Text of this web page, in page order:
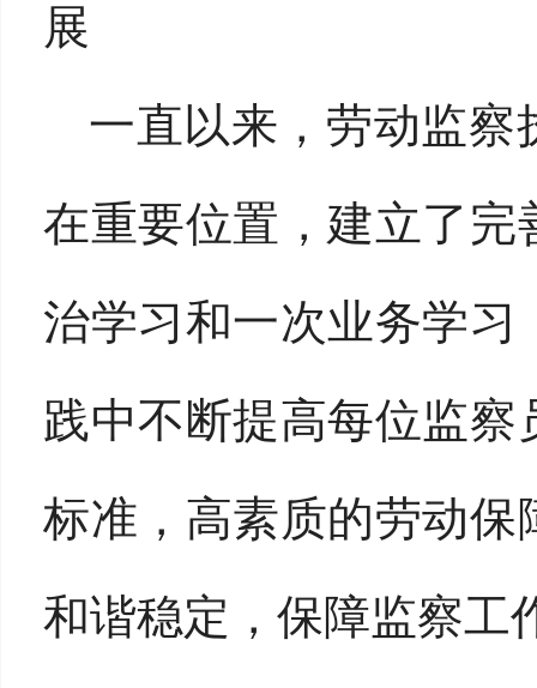
展
一直以来，劳动监察
在重要位置，建立了
治学习和一次业务学
践中不断提高每位监
标准，高素质的劳动
和谐稳定，保障监察工